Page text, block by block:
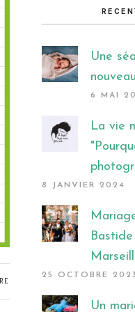
Une
6 MAI
La vie
8 JANVIER 2024
Bastide
25 OCTOBRE 2023
Un